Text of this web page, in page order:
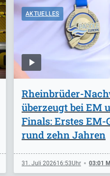
AKTUELLES
Rheinbrüder-
überzeugt bei EM
Finals: Erstes EM-
rund zehn Jahren
31. Juli 202616:53 03:01